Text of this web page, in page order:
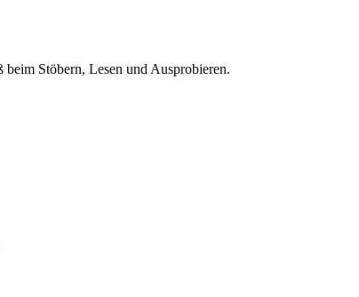
Stöbern, Lesen und Ausprobieren.